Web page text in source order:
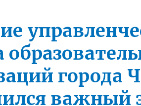
города
важный